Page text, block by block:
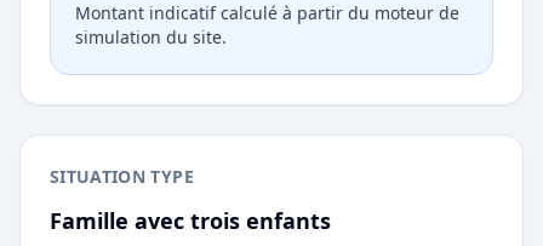
Montant indicatif calculé à partir du moteur de
simulation du site.
SITUATION TYPE
Famille avec trois enfants